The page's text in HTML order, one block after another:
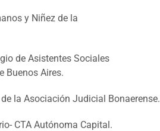
y Niñez de la
de Asistentes Sociales
Buenos Aires.
la Asociación Judicial Bonaerense.
CTA Autónoma Capital.